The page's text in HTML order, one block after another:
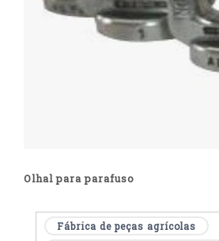
Olhal para parafuso
Fábrica de peças agrícolas